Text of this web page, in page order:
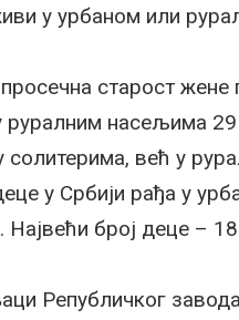
у урбаном или
старост
руралним насељима
солитерима, већ у
у Србији рађа у
Највећи број деце –
Републичког